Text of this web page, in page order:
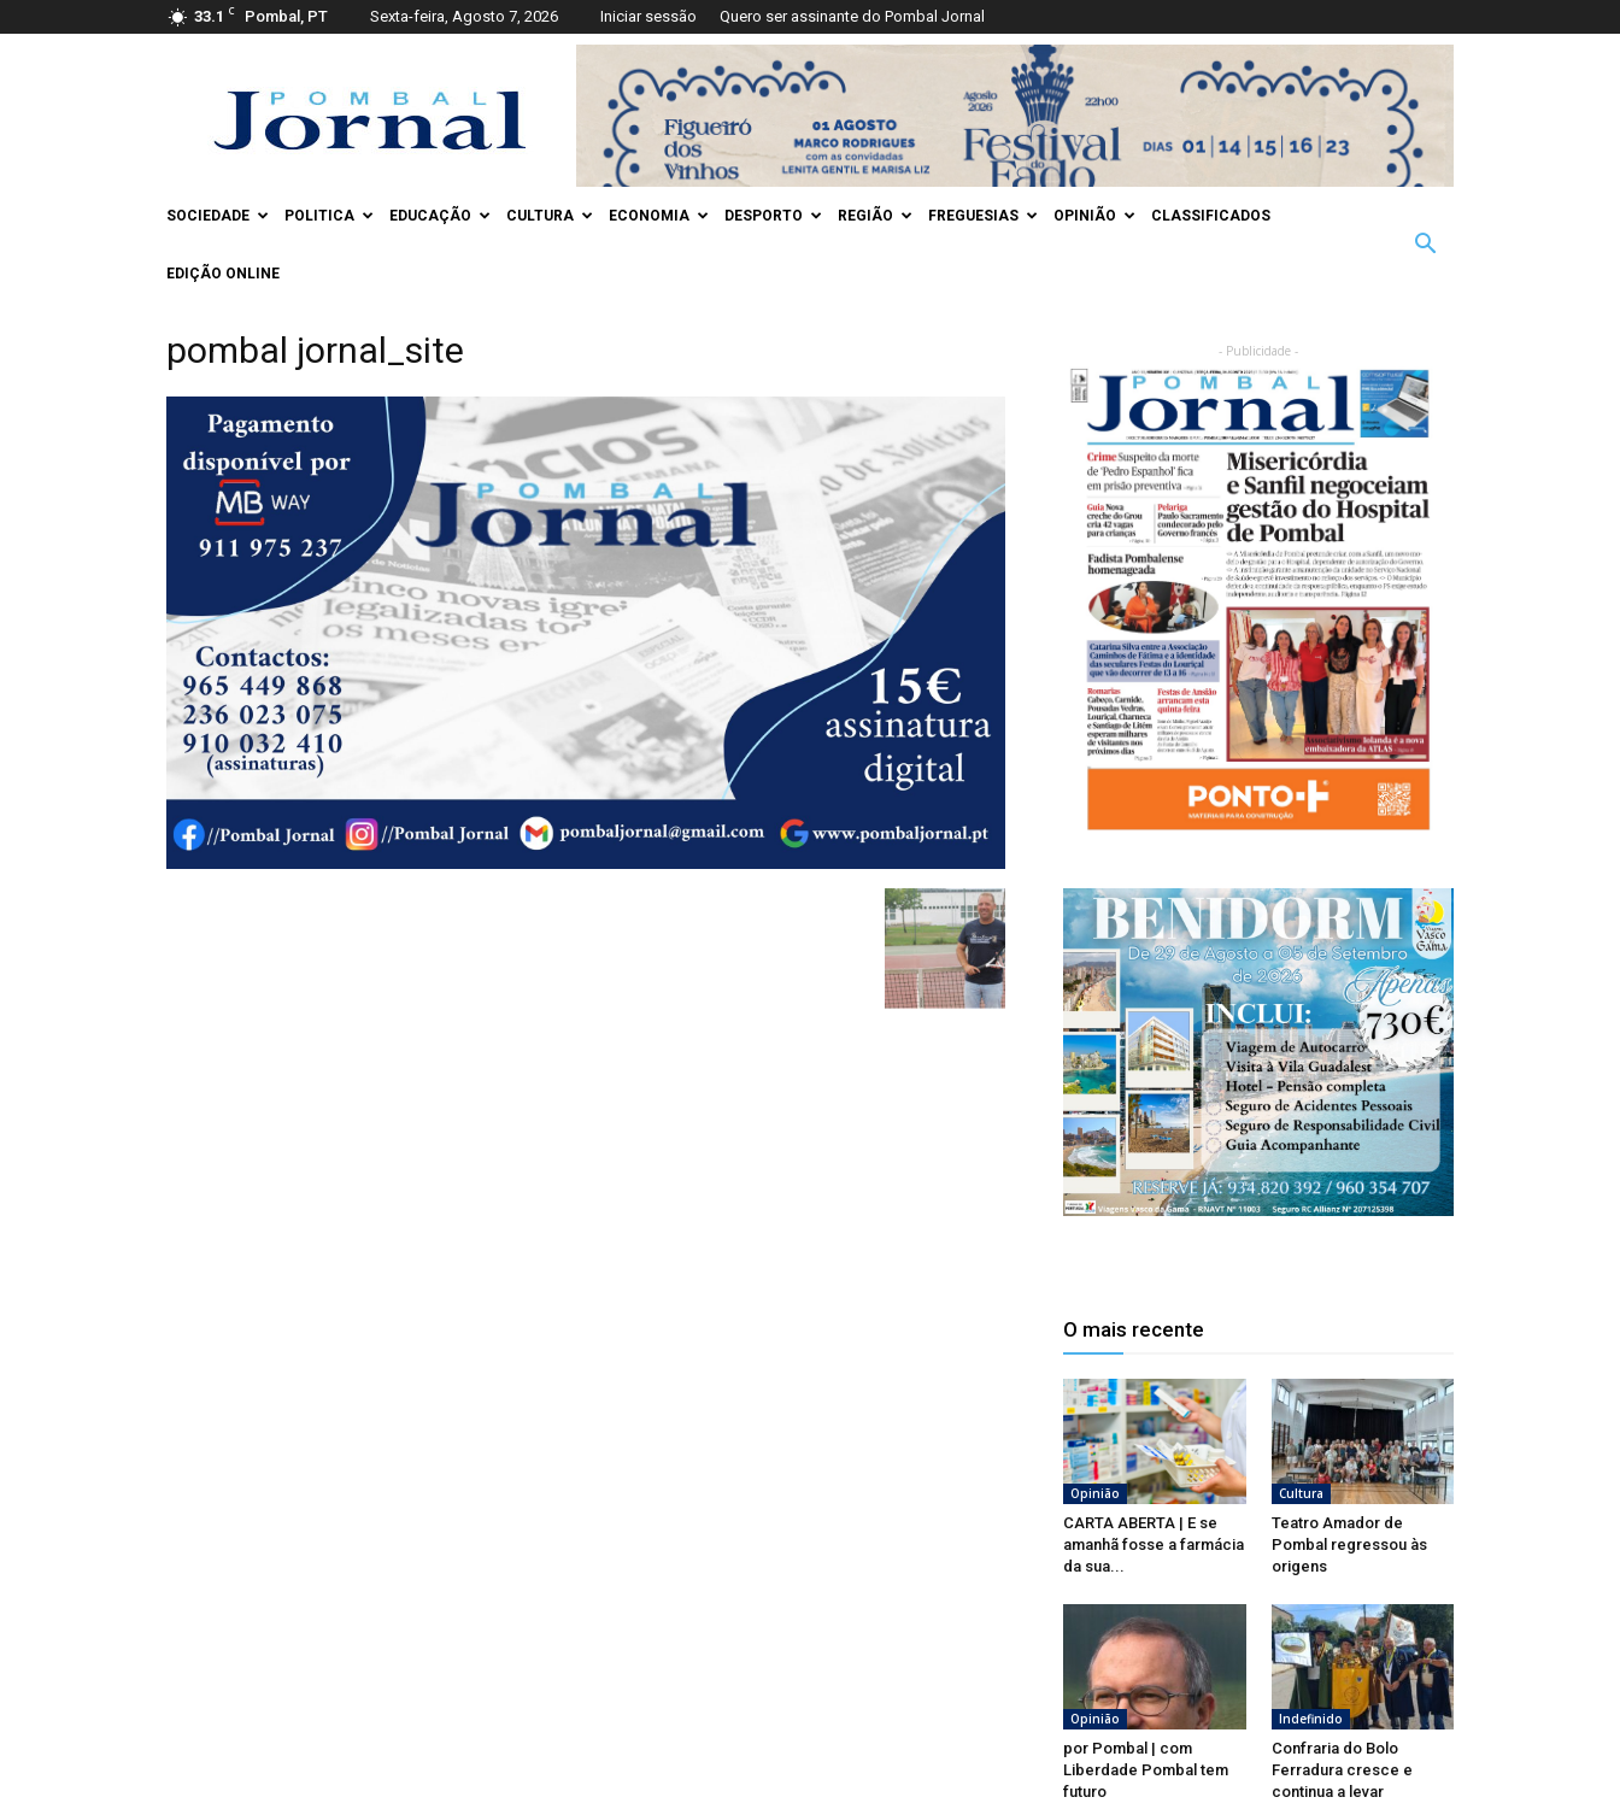
33.1 C Pombal, PT Sexta-feira, Agosto 7, 2026 Iniciar sessão Quero ser assinante do Pombal Jornal
Jornal
SOCIEDADE POLITICA EDUCAÇÃO CULTURA ECONOMIA DESPORTO REGIÃO FREGUESIAS OPINIÃO CLASSIFICADOS
EDIÇÃO ONLINE
pombal jornal_site - Publicidade -
O mais recente
Opinião
CARTA ABERTA | E se
amanhã fosse a farmácia
da sua...
Cultura
Teatro Amador de
Pombal regressou às
origens
Opinião
por Pombal | com
Liberdade Pombal tem
futuro
Indefinido
Confraria do Bolo
Ferradura cresce e
continua a levar